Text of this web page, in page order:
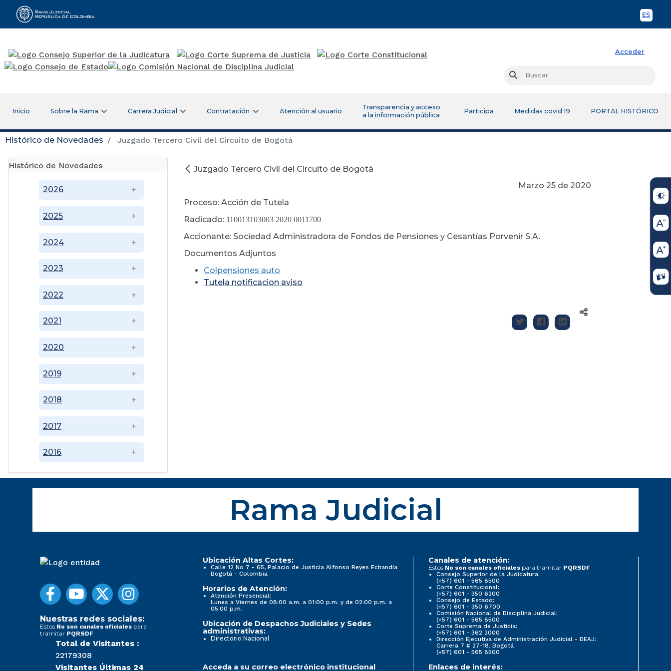
ES
Rama Judicial
Acceder
Buscar
Inicio Sobre la Rama Carrera Judicial Contratación Atención al usuario
Transparencia y acceso
a la información pública
Participa Medidas covid 19 PORTAL HISTÓRICO
Histórico de Novedades Juzgado Tercero Civil del Circuito de Bogotá
Histórico de Novedades
2016
2017
2018
2019
2020
2021
2022
2023
2024
2025
2026
Juzgado Tercero Civil del Circuito de Bogotá
Marzo 25 de 2020
Proceso: Acción de Tutela
Radicado: 110013103003 2020 0011700
Accionante: Sociedad Administradora de Fondos de Pensiones y Cesantías Porvenir S.A.
Documentos Adjuntos
Colpensiones auto
Tutela notificacion aviso
Rama Judicial
Nuestras redes sociales:
Estos No son canales oficiales para
tramitar PQRSDF
Total de Visitantes :
22179308
Visitantes Últimas 24
Ubicación Altas Cortes:
Calle 12 No 7 - 65, Palacio de Justicia Alfonso Reyes Echandía
Bogotá - Colombia
Horarios de Atención:
Atención Presencial:
Lunes a Viernes de 08:00 a.m. a 01:00 p.m. y de 02:00 p.m. a
05:00 p.m.
Ubicación de Despachos Judiciales y Sedes
administrativas:
Directorio Nacional
Canales de atención:
Estos No son canales oficiales para tramitar PQRSDF
Consejo Superior de la Judicatura:
(+57) 601 - 565 8500
Corte Constitucional:
(+57) 601 - 350 6200
Consejo de Estado:
(+57) 601 - 350 6700
Comisión Nacional de Disciplina Judicial:
(+57) 601 - 565 8500
Corte Suprema de Justicia:
(+57) 601 - 362 2000
Dirección Ejecutiva de Administración Judicial - DEAJ:
Carrera 7 # 27-18, Bogotá
(+57) 601 - 565 8500
Acceda a su correo electrónico institucional Enlaces de interés: